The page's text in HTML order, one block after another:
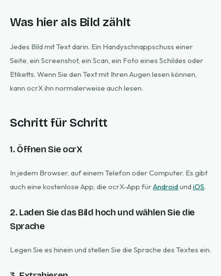
Was hier als Bild zählt
Jedes Bild mit Text darin. Ein Handyschnappschuss einer
Seite, ein Screenshot, ein Scan, ein Foto eines Schildes oder
Etiketts. Wenn Sie den Text mit Ihren Augen lesen können,
kann ocrX ihn normalerweise auch lesen.
Schritt für Schritt
1. Öffnen Sie ocrX
In jedem Browser, auf einem Telefon oder Computer. Es gibt
auch eine kostenlose App, die ocrX-App fürAndroidundiOS.
2. Laden Sie das Bild hoch und wählen Sie die
Sprache
Legen Sie es hinein und stellen Sie die Sprache des Textes ein.